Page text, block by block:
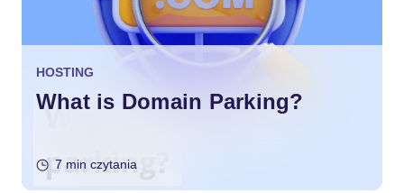
HOSTING
What is Domain Parking?
7 min czytania